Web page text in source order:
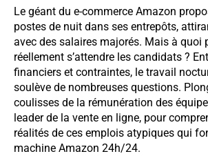
Le géant du e-commerce Amazon
postes de nuit dans ses entrepôts,
avec des salaires majorés. Mais à quoi
réellement s’attendre les candidats ?
financiers et contraintes, le travail
soulève de nombreuses questions.
coulisses de la rémunération des
leader de la vente en ligne, pour
réalités de ces emplois atypiques qui
machine Amazon 24h/24.